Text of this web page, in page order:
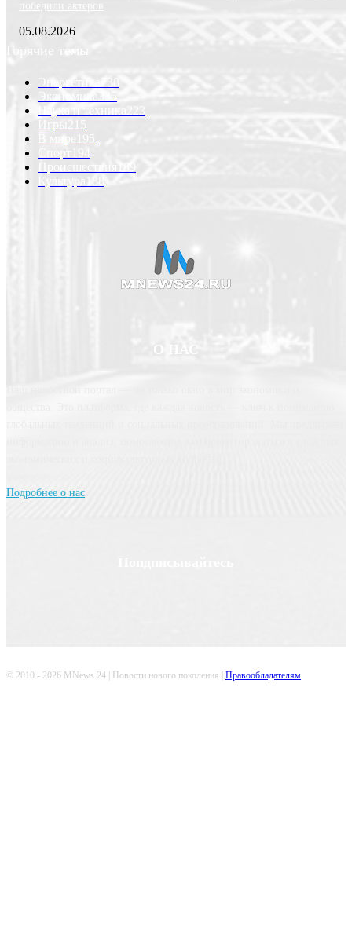
победили актеров
05.08.2026
Горячие темы
Энергетика 738
Экономика
Наука и техника
223
Игры
215
В мире 195
Спорт
194
Происшествия
189
Культура 188
Подробнее о нас
© 2010 - 2026 MNews.24 | Новости нового поколения | Правообладателям